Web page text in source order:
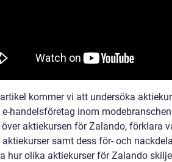
kommer vi att undersöka
e-handelsföretag inom
aktiekursen för Zalando, förklara
aktiekurser samt dess för- och
hur olika aktiekurser för Zalando